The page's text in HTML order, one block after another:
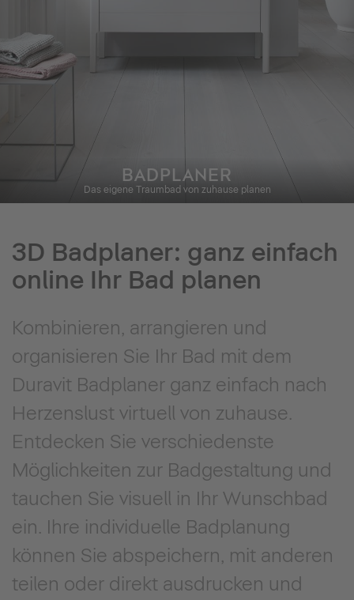
BADPLANER
Das eigene Traumbad von zuhause planen
3D Badplaner: ganz einfach
online Ihr Bad planen
Kombinieren, arrangieren und
organisieren Sie Ihr Bad mit dem
Duravit Badplaner ganz einfach nach
Herzenslust virtuell von zuhause.
Entdecken Sie verschiedenste
Möglichkeiten zur Badgestaltung und
tauchen Sie visuell in Ihr Wunschbad
ein. Ihre individuelle Badplanung
können Sie abspeichern, mit anderen
teilen oder direkt ausdrucken und